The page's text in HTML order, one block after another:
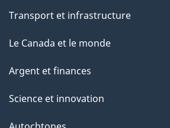
Transport et infrastructure
Le Canada et le monde
Argent et finances
Science et innovation